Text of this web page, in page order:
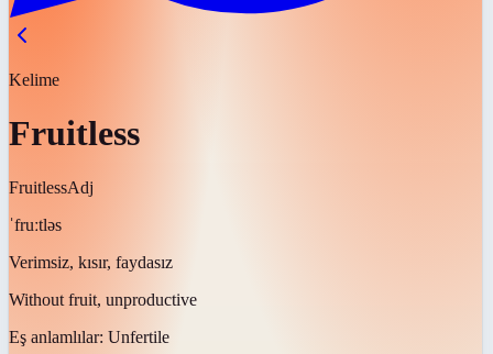
Kelime
Fruitless
FruitlessAdj
ˈfruːtləs
Verimsiz, kısır, faydasız
Without fruit, unproductive
Eş anlamlılar: Unfertile